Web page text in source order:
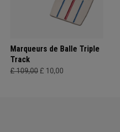
Marqueurs de Balle Triple
Track
£ 109,00 £ 10,00